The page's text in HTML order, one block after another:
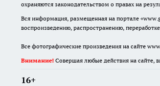
охраняются законодательством о правах на
Вся информация, размещенная на портале
воспроизведению, распространению,
Все фотографические произведения на сайте
Внимание! Совершая любые действия на сайте,
16+